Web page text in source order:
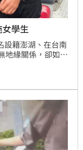
學生
設籍澎湖、在台南
地緣關係，卻如當
某高中周邊勘查
名熱心民眾路過發
劇重演。